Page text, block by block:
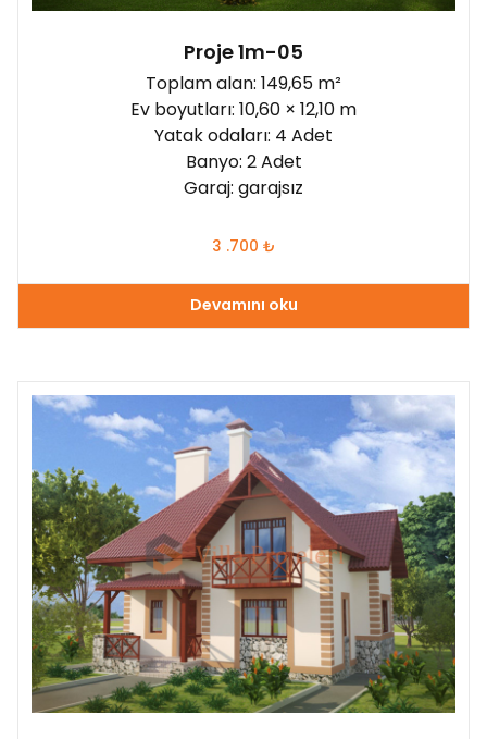
Proje 1m-05
Toplam alan: 149,65 m²
Ev boyutları: 10,60 × 12,10 m
Yatak odaları: 4 Adet
Banyo: 2 Adet
Garaj: garajsız
3 .700 ₺
Devamını oku